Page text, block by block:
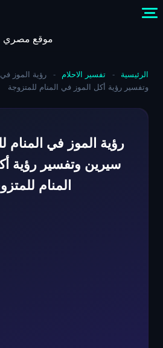
موقع مصري
الرئيسية - تفسير الاحلام -
رؤية الموز
وتفسير رؤية أكل الموز في المنام للمتزوجة
رؤية الموز في المنام
سيرين وتفسير رؤية
المنام